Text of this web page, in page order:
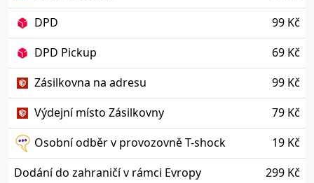
DPD
99 Kč
DPD Pickup
69 Kč
Zásilkovna na adresu
99 Kč
Výdejní místo Zásilkovny
79 Kč
Osobní odběr v provozovně T-shock
19 Kč
Dodání do zahraničí v rámci Evropy
299 Kč